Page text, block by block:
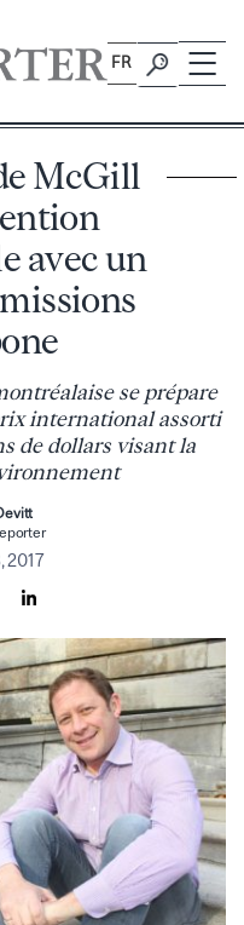
FR
McGill
avec un
se prépare
international assorti
de dollars visant la
2017